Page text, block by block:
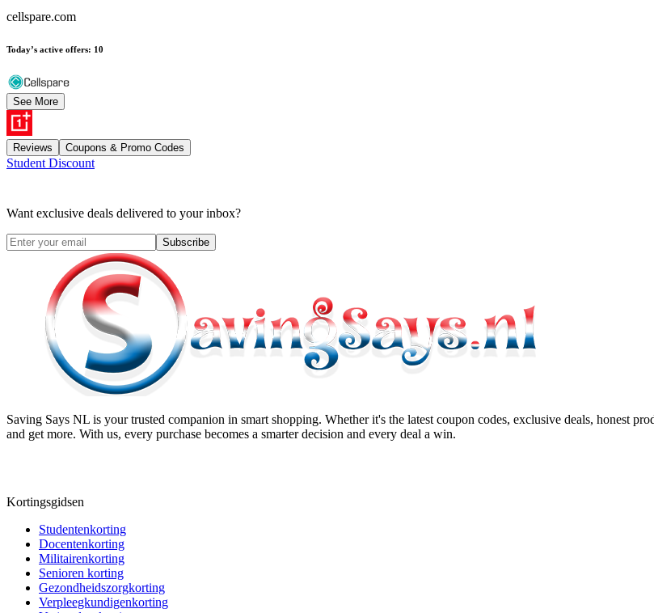
cellspare.com
Today’s active offers: 10
See More
Reviews Coupons & Promo Codes
Student Discount
Want exclusive deals delivered to your inbox?
Subscribe
Saving Says NL is your trusted companion in smart shopping. Whether it's the latest coupon codes, exclusive deals, honest
and get more. With us, every purchase becomes a smarter decision and every deal a win.
Kortingsgidsen
Studentenkorting
Docentenkorting
Militairenkorting
Senioren korting
Gezondheidszorgkorting
Verpleegkundigenkorting